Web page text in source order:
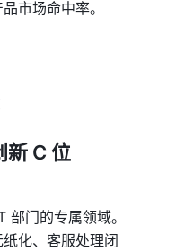
市场命中率。
新 C 位
门的专属领域。
化、客服处理闭